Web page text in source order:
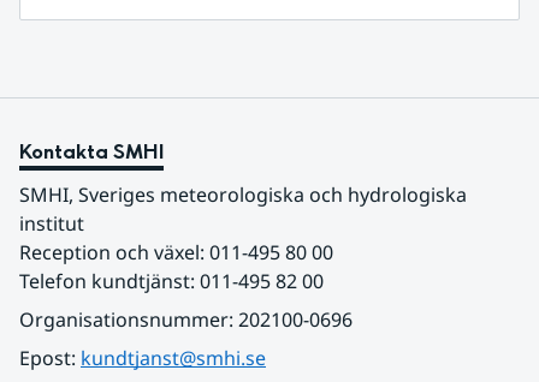
Kontakta SMHI
SMHI, Sveriges meteorologiska och hydrologiska
institut
Reception och växel: 011-495 80 00
Telefon kundtjänst: 011-495 82 00
Organisationsnummer: 202100-0696
Epost: kundtjanst@smhi.se